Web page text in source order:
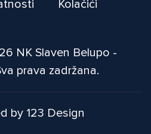
Kolačići
NK Slaven Belupo -
prava zadržana.
by 123 Design